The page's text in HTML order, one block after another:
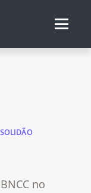
SOLIDÃO
no